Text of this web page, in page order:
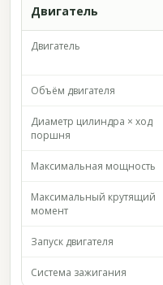
Двигатель
Двигатель
Объём двигателя
Диаметр цилиндра × ход
поршня
Максимальная мощность
Максимальный крутящий
момент
Запуск двигателя
Система зажигания